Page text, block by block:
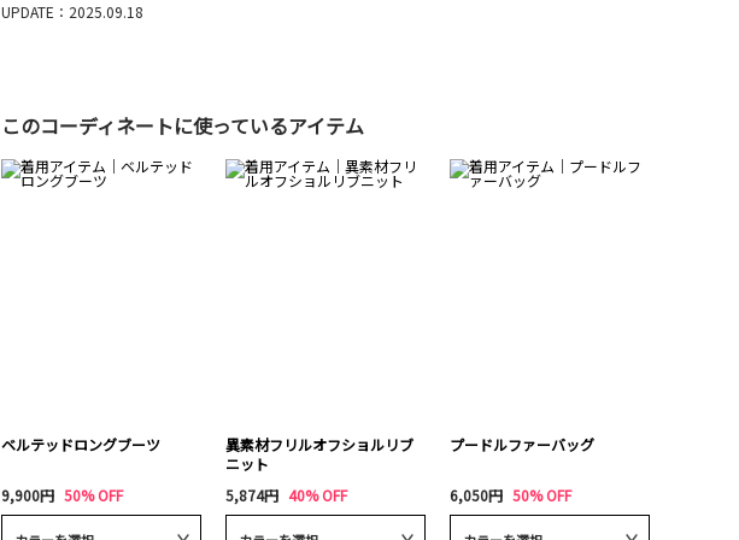
UPDATE：2025.09.18
このコーディネートに使っているアイテム
ベルテッドロングブーツ
9,900円 50% OFF
異素材フリルオフショルリブ
ニット
5,874円 40% OFF
プードルファーバッグ
6,050円 50% OFF